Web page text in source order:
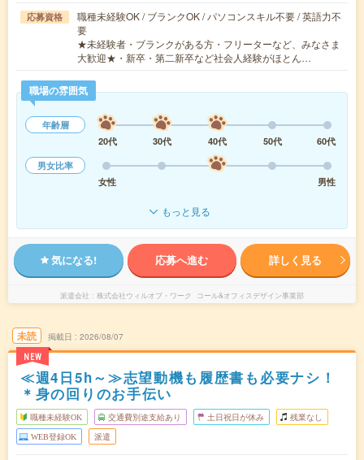
応募資格
職種未経験OK / ブランクOK / パソコンスキル不要 / 英語力不
要
★未経験者・ブランクがある方・フリーターなど、みなさま
大歓迎★・新卒・第二新卒など社会人経験がほとん…
職場の雰囲気
年齢層
20代
30代 40代 50代
60代
男女比率
女性
男性
もっと見る
気になる! 応募へ進む 詳しく見る
派遣会社 株式会社ウィルオブ・ワーク コール&オフィスデザイン事業部
未読
NEW
掲載日 2026/08/07
≪週4日5h～≫志望動機も履歴書も必要ナシ！
＊身の回りのお手伝い
職種未経験OK 交通費別途支給あり 土日祝日が休み 残業なし
WEB登録OK 派遣